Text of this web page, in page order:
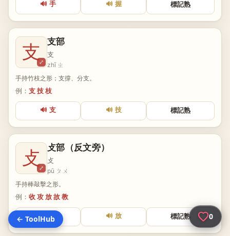
🔊 手 🔊 握 標記熟
支⤢
支部
支
zhī ㄓ
手持竹枝之形；支撐、分支。
例： 支 技 枝
🔊 支 🔊 技 標記熟
攴⤢
攴部（反文旁）
攴
pū ㄆㄨ
手持棒敲擊之形。
例： 收 攻 放 故 教
🔊 教 🔊 放 標記熟